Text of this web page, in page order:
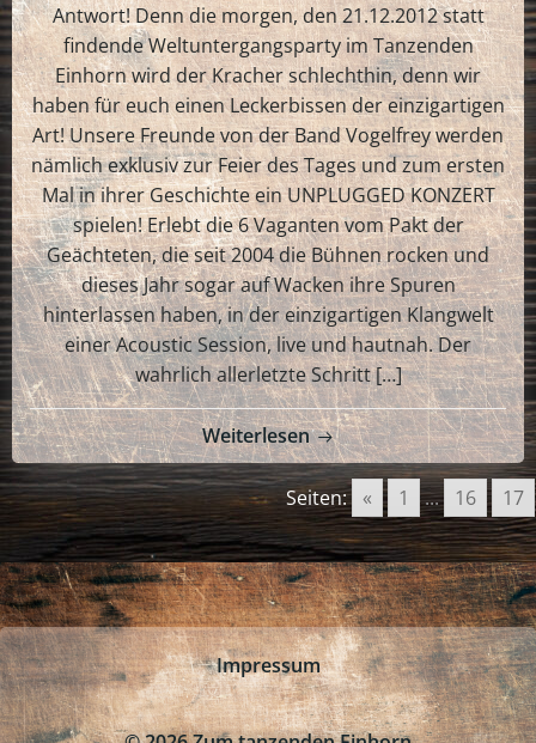
Antwort! Denn die morgen, den 21.12.2012 statt
findende Weltuntergangsparty im Tanzenden
Einhorn wird der Kracher schlechthin, denn wir
haben für euch einen Leckerbissen der einzigartigen
Art! Unsere Freunde von der Band Vogelfrey werden
nämlich exklusiv zur Feier des Tages und zum ersten
Mal in ihrer Geschichte ein UNPLUGGED KONZERT
spielen! Erlebt die 6 Vaganten vom Pakt der
Geächteten, die seit 2004 die Bühnen rocken und
dieses Jahr sogar auf Wacken ihre Spuren
hinterlassen haben, in der einzigartigen Klangwelt
einer Acoustic Session, live und hautnah. Der
wahrlich allerletzte Schritt […]
Weiterlesen
Seiten: « 1 ... 16 17
Impressum